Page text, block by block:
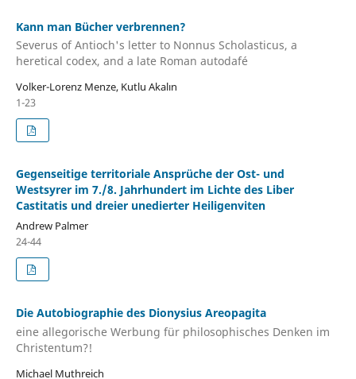
Kann man Bücher verbrennen?
Severus of Antioch's letter to Nonnus Scholasticus, a
heretical codex, and a late Roman autodafé
Volker-Lorenz Menze, Kutlu Akalın
1-23
Gegenseitige territoriale Ansprüche der Ost- und
Westsyrer im 7./8. Jahrhundert im Lichte des Liber
Castitatis und dreier unedierter Heiligenviten
Andrew Palmer
24-44
Die Autobiographie des Dionysius Areopagita
eine allegorische Werbung für philosophisches Denken im
Christentum?!
Michael Muthreich